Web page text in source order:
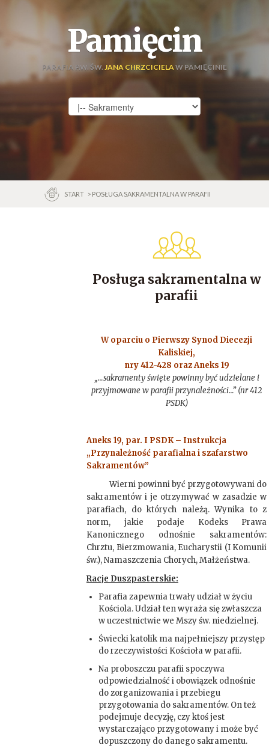
Pamięcin
PARAFIA P.W. ŚW. JANA CHRZCICIELAW PAMIĘCINIE
START > POSŁUGA SAKRAMENTALNA W PARAFII
Posługa sakramentalna w
parafii
W oparciu o Pierwszy Synod Diecezji
Kaliskiej,
nry 412-428 oraz Aneks 19
„…sakramenty święte powinny być udzielane i
przyjmowane w parafii przynależności…” (nr 412
PSDK)
Aneks 19, par. I PSDK – Instrukcja
„Przynależność parafialna i szafarstwo
Sakramentów”
Wierni powinni być przygotowywani do
sakramentów i je otrzymywać w zasadzie w
parafiach, do których należą. Wynika to z
norm, jakie podaje Kodeks Prawa
Kanonicznego odnośnie sakramentów:
Chrztu, Bierzmowania, Eucharystii (I Komunii
św.), Namaszczenia Chorych, Małżeństwa.
Racje Duszpasterskie:
Parafia zapewnia trwały udział w życiu
Kościola. Udział ten wyraża się zwłaszcza
w uczestnictwie we Mszy św. niedzielnej.
Świecki katolik ma najpełniejszy przystęp
do rzeczywistości Kościoła w parafii.
Na proboszczu parafii spoczywa
odpowiedzialność i obowiązek odnośnie
do zorganizowania i przebiegu
przygotowania do sakramentów. On też
podejmuje decyzję, czy ktoś jest
wystarczająco przygotowany i może być
dopuszczony do danego sakramentu.